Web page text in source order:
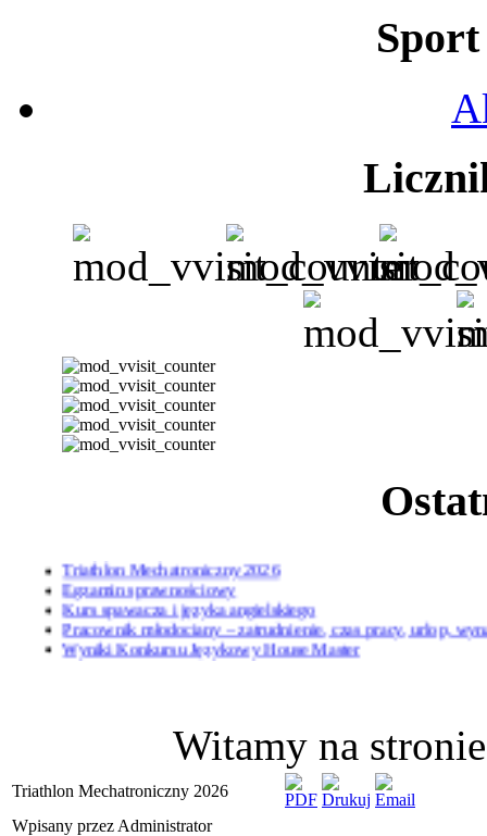
Triathlon Mechatroniczny 2026
Egzamin sprawnościowy
Kurs spawacza i języka angielskiego
Pracownik młodociany – zatrudnienie, czas pracy, urlop,
Wyniki Konkursu Językowy House Master
Witamy na
Triathlon Mechatroniczny 2026
Wpisany przez Administrator